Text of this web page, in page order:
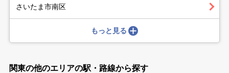
さいたま市南区
もっと見る
関東の他のエリアの駅・路線から探す